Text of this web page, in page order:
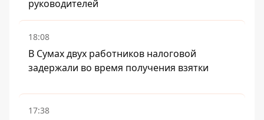
руководителей
18:08
В Сумах двух работников налоговой
задержали во время получения взятки
17:38